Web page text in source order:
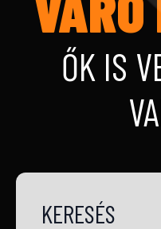
ŐK IS
KERESÉS